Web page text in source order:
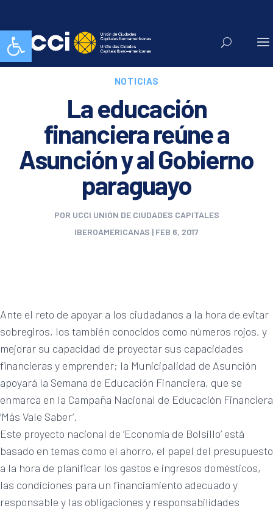
Abrir barra de herramientas
NOTICIAS
La educación
financiera reúne a
Asunción y al Gobierno
paraguayo
POR UCCI UNIÓN DE CIUDADES CAPITALES
IBEROAMERICANAS | FEB 6, 2017
Ante el reto de apoyar a los ciudadanos a la hora de evitar
sobregiros, los también conocidos como números rojos, y
mejorar su capacidad de proyectar sus capacidades
financieras y emprender; la Municipalidad de Asunción
apoyará la Semana de Educación Financiera, que se
enmarca en la Campaña Nacional de Educación Financiera
‘Más Vale Saber’.
Este proyecto nacional de ‘Economía de Bolsillo’ está
basado en temas como el ahorro, el papel del presupuesto
a la hora de planificar los gastos e ingresos domésticos,
las condiciones para un financiamiento adecuado y
responsable y las obligaciones y responsabilidades